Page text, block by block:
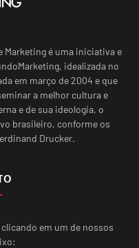
Marketing é uma iniciativa e
idealizada no
em março de 2004 e que
a melhor cultura e
e de sua ideologia, o
brasileiro, conforme os
Drucker.
em um de nossos